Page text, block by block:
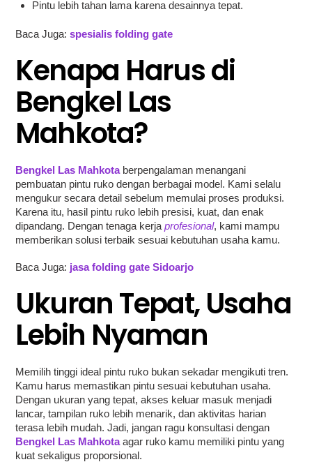
Pintu lebih tahan lama karena desainnya tepat.
Baca Juga:spesialis folding gate
Kenapa Harus di
Bengkel Las
Mahkota?
Bengkel Las Mahkotaberpengalaman menangani
pembuatan pintu ruko dengan berbagai model. Kami selalu
mengukur secara detail sebelum memulai proses produksi.
Karena itu, hasil pintu ruko lebih presisi, kuat, dan enak
dipandang. Dengan tenaga kerjaprofesional, kami mampu
memberikan solusi terbaik sesuai kebutuhan usaha kamu.
Baca Juga: jasa folding gate Sidoarjo
Ukuran Tepat, Usaha
Lebih Nyaman
Memilih tinggi ideal pintu ruko bukan sekadar mengikuti tren.
Kamu harus memastikan pintu sesuai kebutuhan usaha.
Dengan ukuran yang tepat, akses keluar masuk menjadi
lancar, tampilan ruko lebih menarik, dan aktivitas harian
terasa lebih mudah. Jadi, jangan ragu konsultasi dengan
Bengkel Las Mahkotaagar ruko kamu memiliki pintu yang
kuat sekaligus proporsional.